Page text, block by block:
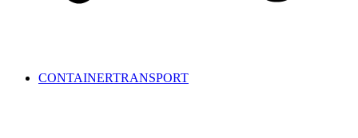
CONTAINERTRANSPORT